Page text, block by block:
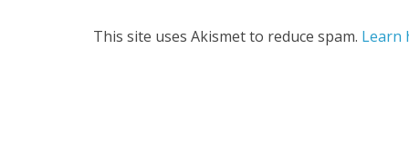
This site uses Akismet to reduce spam. Learn